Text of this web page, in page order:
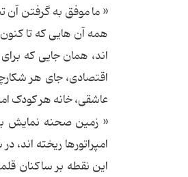
« ما موفق به گرفتن
همه آن هایی که تا
اند، همان جایی که
اقتصادی، جای هر
عاشقی، خانه هر کودک
« زمین صحنه نمایش
امپراتورها ریخته
این نقطه بر ساکنان